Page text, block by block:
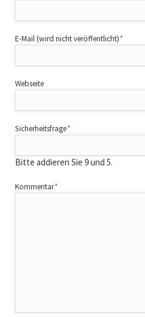
Pflichtfeld
E-Mail (wird nicht veröffentlicht)*
Webseite
Pflichtfeld
Sicherheitsfrage*
Bitte addieren Sie 9 und 5.
Pflichtfeld
Kommentar*